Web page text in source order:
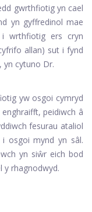
gwrthfiotig yn cael
yn gyffredinol mae
wrthfiotig ers cryn
allan) sut i fynd
yn cytuno Dr.
yw osgoi cymryd
peidiwch â
fesurau ataliol
osgoi mynd yn sâl.
yn siŵr eich bod
y rhagnodwyd.